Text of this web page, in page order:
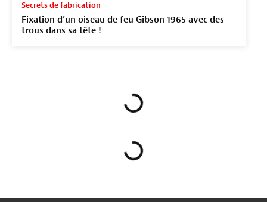
Secrets de fabrication
Fixation d’un oiseau de feu Gibson 1965 avec des
trous dans sa tête !